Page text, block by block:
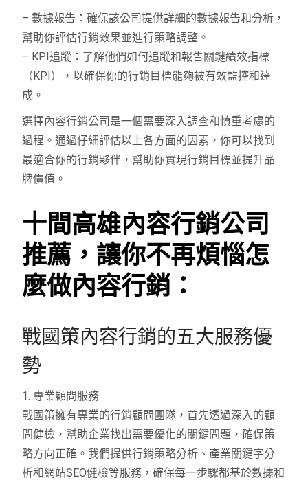
– 數據報告：確保該公司提供詳細的數據報告和分析，
幫助你評估行銷效果並進行策略調整。
– KPI追蹤：了解他們如何追蹤和報告關鍵績效指標
（KPI），以確保你的行銷目標能夠被有效監控和達
成。
選擇內容行銷公司是一個需要深入調查和慎重考慮的
過程。通過仔細評估以上各方面的因素，你可以找到
最適合你的行銷夥伴，幫助你實現行銷目標並提升品
牌價值。
十間高雄內容行銷公司
推薦，讓你不再煩惱怎
麼做內容行銷：
戰國策內容行銷的五大服務優
勢
1. 專業顧問服務
戰國策擁有專業的行銷顧問團隊，首先透過深入的顧
問健檢，幫助企業找出需要優化的關鍵問題，確保策
略方向正確。我們提供行銷策略分析、產業關鍵字分
析和網站SEO健檢等服務，確保每一步驟都基於數據和